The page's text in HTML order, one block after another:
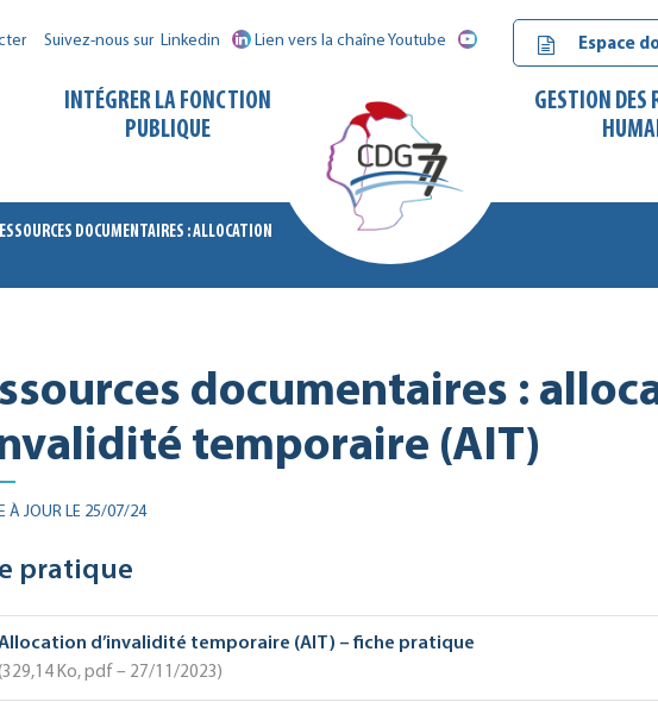
Suivez-nous sur Linkedin Lien vers la chaîne Youtube Espace
CDG
77
INTÉGRER LA FONCTION
PUBLIQUE
GESTION DES
DOCUMENTAIRES : ALLOCATION
documentaires :
temporaire (AIT)
À JOUR LE 25/07/24
pratique
d’invalidité temporaire (AIT) – fiche pratique
329,14 Ko, pdf – 27/11/2023